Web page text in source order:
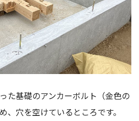
た基礎のアンカーボルト（金色の
、穴を空けているところです。